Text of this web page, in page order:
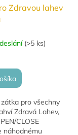
Zdravou lahev
(>5 ks)
pro všechny
Zdravá Lahev,
CLOSE
náhodnému